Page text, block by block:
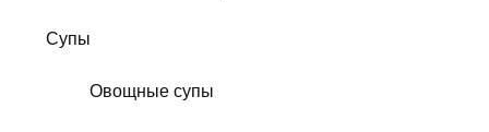
Супы
Овощные супы